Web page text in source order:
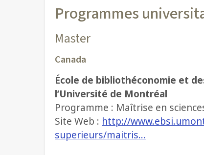
Programmes
Master
Canada
École de bibliothéconomie et
l’Université de Montréal
Programme : Maîtrise en
Site Web : http://
superieurs/maitris…